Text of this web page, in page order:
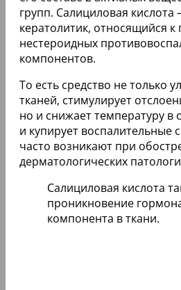
групп. Салициловая кислота
кератолитик, относящийся к
нестероидных
компонентов.
То есть средство не только
тканей, стимулирует
но и снижает температуру в
и купирует
часто возникают при
дерматологических
Салициловая кислота
проникновение
компонента в ткани.